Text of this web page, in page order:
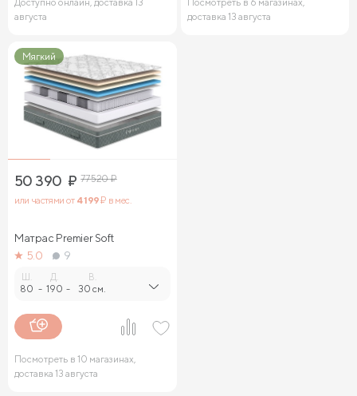
августа
доставка 13 августа
Мягкий
50 390 ₽ 77 520₽
или частями от 4 199₽ в мес.
Матрас Premier Soft
5.0
9
80 -
Д.
190 -
В.
30 см.
Посмотреть в 10 магазинах,
доставка 13 августа